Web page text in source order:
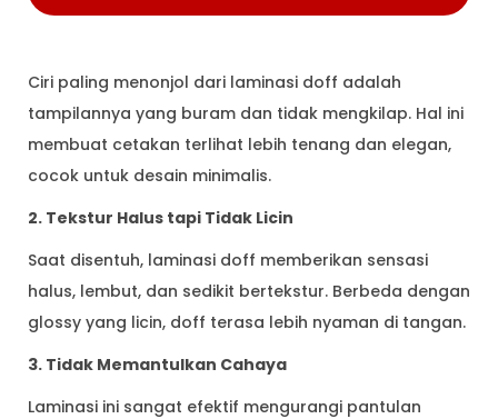
Ciri paling menonjol dari laminasi doff adalah
tampilannya yang buram dan tidak mengkilap. Hal ini
membuat cetakan terlihat lebih tenang dan elegan,
cocok untuk desain minimalis.
2. Tekstur Halus tapi Tidak Licin
Saat disentuh, laminasi doff memberikan sensasi
halus, lembut, dan sedikit bertekstur. Berbeda dengan
glossy yang licin, doff terasa lebih nyaman di tangan.
3. Tidak Memantulkan Cahaya
Laminasi ini sangat efektif mengurangi pantulan